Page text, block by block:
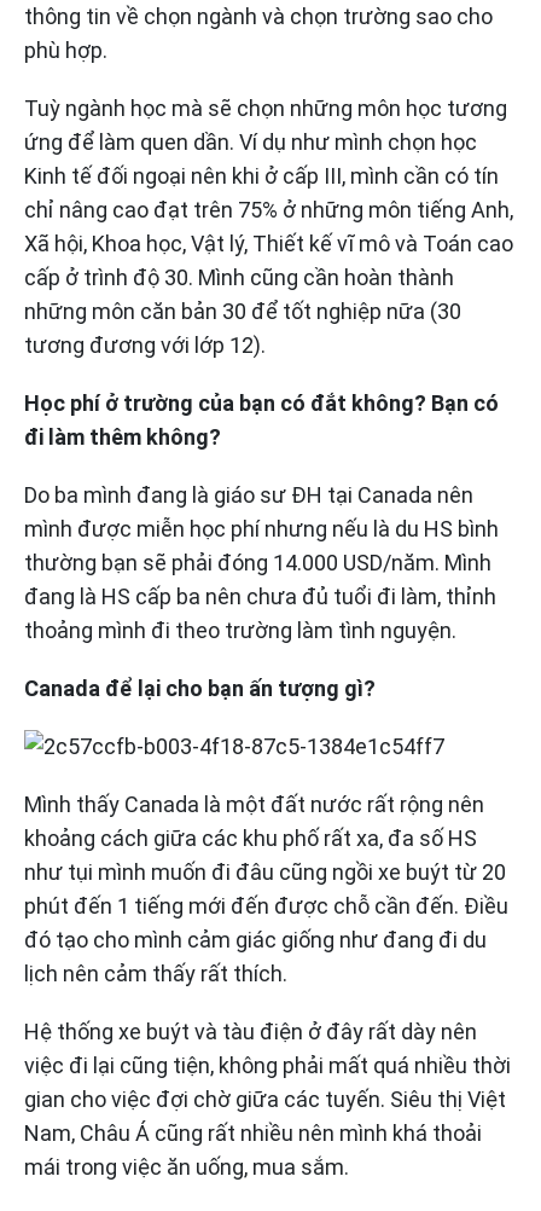
thông tin về chọn ngành và chọn trường sao cho
phù hợp.
Tuỳ ngành học mà sẽ chọn những môn học tương
ứng để làm quen dần. Ví dụ như mình chọn học
Kinh tế đối ngoại nên khi ở cấp III, mình cần có tín
chỉ nâng cao đạt trên 75% ở những môn tiếng Anh,
Xã hội, Khoa học, Vật lý, Thiết kế vĩ mô và Toán cao
cấp ở trình độ 30. Mình cũng cần hoàn thành
những môn căn bản 30 để tốt nghiệp nữa (30
tương đương với lớp 12).
Học phí ở trường của bạn có đắt không? Bạn có
đi làm thêm không?
Do ba mình đang là giáo sư ĐH tại Canada nên
mình được miễn học phí nhưng nếu là du HS bình
thường bạn sẽ phải đóng 14.000 USD/năm. Mình
đang là HS cấp ba nên chưa đủ tuổi đi làm, thỉnh
thoảng mình đi theo trường làm tình nguyện.
Canada để lại cho bạn ấn tượng gì?
Mình thấy Canada là một đất nước rất rộng nên
khoảng cách giữa các khu phố rất xa, đa số HS
như tụi mình muốn đi đâu cũng ngồi xe buýt từ 20
phút đến 1 tiếng mới đến được chỗ cần đến. Điều
đó tạo cho mình cảm giác giống như đang đi du
lịch nên cảm thấy rất thích.
Hệ thống xe buýt và tàu điện ở đây rất dày nên
việc đi lại cũng tiện, không phải mất quá nhiều thời
gian cho việc đợi chờ giữa các tuyến. Siêu thị Việt
Nam, Châu Á cũng rất nhiều nên mình khá thoải
mái trong việc ăn uống, mua sắm.